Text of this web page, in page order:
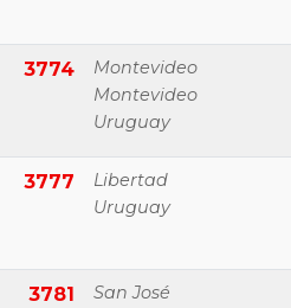
3774
Montevideo
Montevideo
Uruguay
3777
Libertad
Uruguay
3781
San José